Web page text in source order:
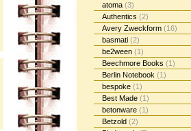
atoma (3)
Authentics (2)
Avery Zweckform (16)
basmati (2)
be2ween (1)
Beechmore Books (1)
Berlin Notebook (1)
bespoke (1)
Best Made (1)
betonware (1)
Betzold (2)